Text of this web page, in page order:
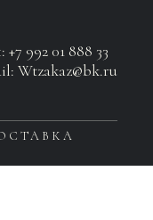
+7 992 01 888 33
Wtzakaz@bk.ru